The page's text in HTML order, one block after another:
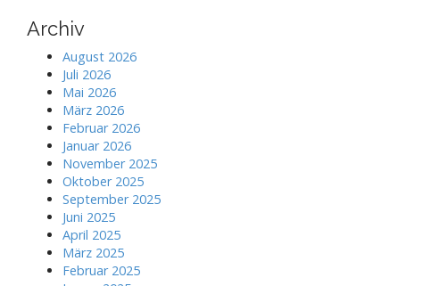
Archiv
August 2026
Juli 2026
Mai 2026
März 2026
Februar 2026
Januar 2026
November 2025
Oktober 2025
September 2025
Juni 2025
April 2025
März 2025
Februar 2025